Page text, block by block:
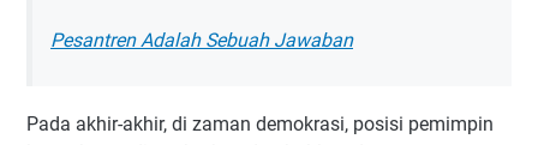
Pesantren Adalah Sebuah Jawaban
Pada akhir-akhir, di zaman demokrasi, posisi pemimpin